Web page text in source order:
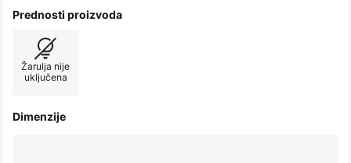
Prednosti proizvoda
Žarulja nije
uključena
Dimenzije